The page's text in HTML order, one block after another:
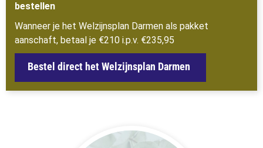
bestellen
Wanneer je het Welzijnsplan Darmen als pakket
aanschaft, betaal je €210 i.p.v. €235,95
Bestel direct het Welzijnsplan Darmen